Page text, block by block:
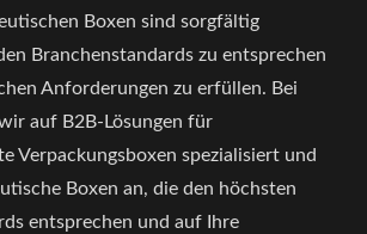
Boxen sind sorgfältig
Branchenstandards zu entsprechen
Anforderungen zu erfüllen. Bei
auf B2B-Lösungen für
Verpackungsboxen spezialisiert und
Boxen an, die den höchsten
entsprechen und auf Ihre